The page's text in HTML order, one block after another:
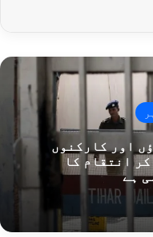
اور کارکنوں
انتقام کا
ہے